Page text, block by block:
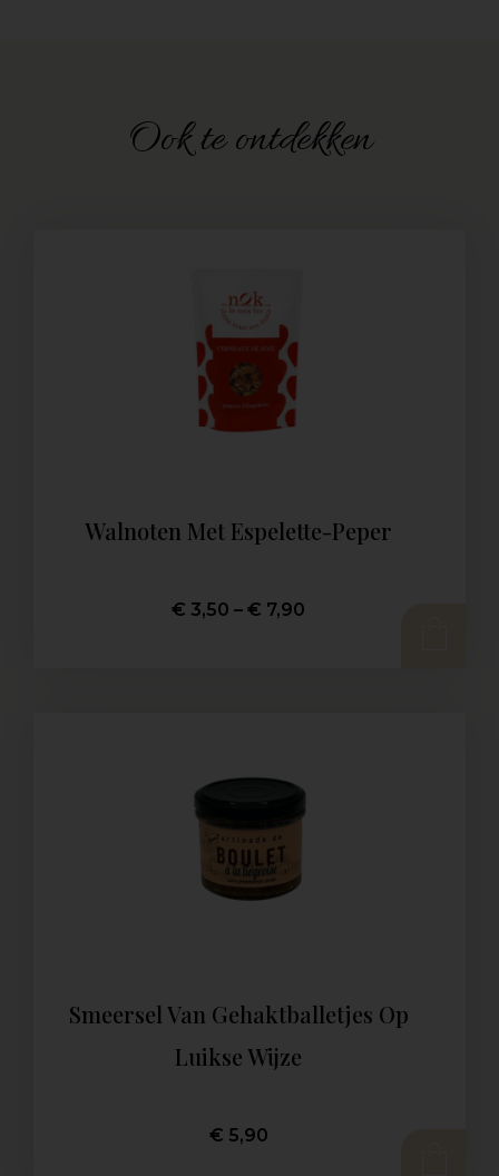
Ook te ontdekken
Walnoten Met Espelette-Peper
€ 3,50 – € 7,90
Smeersel Van Gehaktballetjes Op
Luikse Wijze
€ 5,90